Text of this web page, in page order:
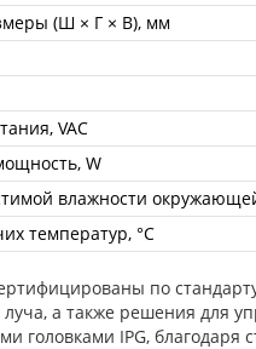
(Ш × Г × В), мм
VAC
W
влажности
температур, °С
по
а также решения для
головками IPG, благодаря